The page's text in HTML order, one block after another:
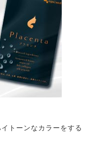
トーンなカラーをする